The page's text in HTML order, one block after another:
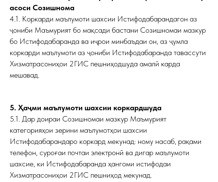
асоси Созишнома
4.1. Коркарди маълумоти шахсии Истифодабарандагон аз
ҷониби Маъмурият бо мақсади бастани Созишномаи мазкур
бо Истифодабаранда ва иҷрои минбаъдаи он, аз ҷумла
коркарди маълумоти аз ҷониби Истифодабаранда тавассути
Хизматрасониҳои 2ГИС пешниҳодшуда амалӣ карда
мешавад.
5. Ҳаҷми маълумоти шахсии коркардшуда
5.1. Дар доираи Созишномаи мазкур Маъмурият
категорияҳои зерини маълумотҳои шахсии
Истифодабарандаро коркард мекунад: ному насаб, рақами
телефон, суроғаи почтаи электронӣ ва дигар маълумоти
шахсие, ки Истифодабаранда ҳангоми истифодаи
Хизматрасониҳои 2ГИС пешниҳод мекунад.